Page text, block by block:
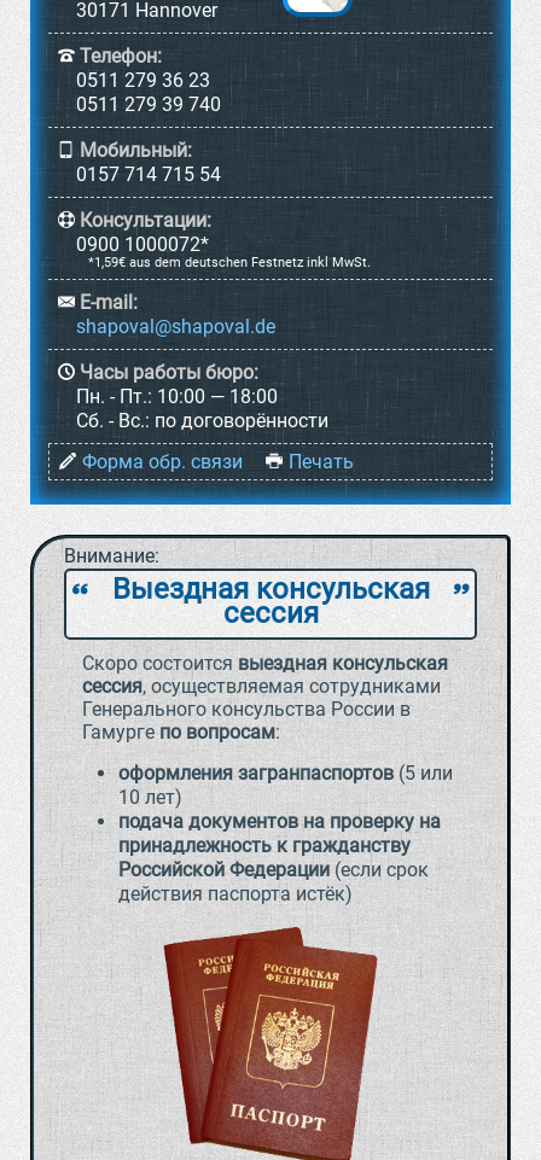
30171 Hannover
Телефон:
0511 279 36 23
0511 279 39 740
Мобильный:
0157 714 715 54
Консультации:
0900 1000072*
*1,59€ aus dem deutschen Festnetz inkl MwSt.
E-mail:
Часы работы бюро:
Пн. - Пт.: 10:00 — 18:00
Cб. - Вс.: по договорённости
Форма обр. связи
Печать
Внимание:
` a
Выездная консульская
сессия
Скоро состоится выездная консульская
сессия, осуществляемая сотрудниками
Генерального консульства России в
Гамургепо вопросам:
оформления загранпаспортов (5 или
10 лет)
подача документов на проверку на
принадлежность к гражданству
Российской Федерации (если срок
действия паспорта истёк)